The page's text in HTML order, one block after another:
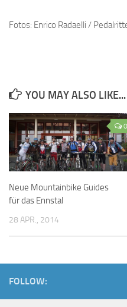
Fotos: Enrico Radaelli /
YOU MAY ALSO LIKE...
0
Neue Mountainbike Guides
für das Ennstal
28 APR., 2014
FOLLOW: